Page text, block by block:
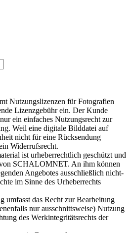
Nutzungslizenzen für Fotografien
Lizenzgebühr ein. Der Kunde
ein einfaches Nutzungsrecht zur
Weil eine digitale Bilddatei auf
nicht für eine Rücksendung
Widerrufsrecht.
ist urheberrechtlich geschützt und
SCHALOMNET. An ihm können
Angebotes ausschließlich nicht-
im Sinne des Urheberrechts
umfasst das Recht zur Bearbeitung
nur ausschnittsweise) Nutzung
des Werkintegritätsrechts der